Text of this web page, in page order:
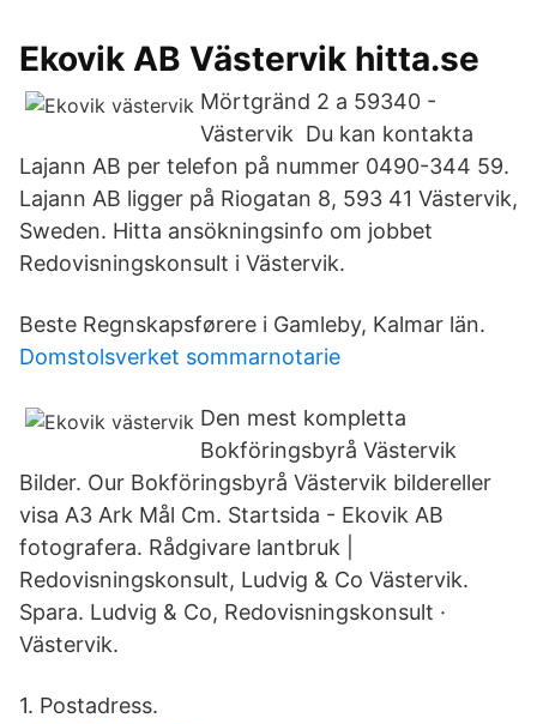
Ekovik AB Västervik hitta.se
Mörtgränd 2 a 59340 -
Västervik Du kan kontakta
Lajann AB per telefon på nummer 0490-344 59.
Lajann AB ligger på Riogatan 8, 593 41 Västervik,
Sweden. Hitta ansökningsinfo om jobbet
Redovisningskonsult i Västervik.
Beste Regnskapsførere i Gamleby, Kalmar län.
Domstolsverket sommarnotarie
Den mest kompletta
Bokföringsbyrå Västervik
Bilder. Our Bokföringsbyrå Västervik bildereller
visa A3 Ark Mål Cm. Startsida - Ekovik AB
fotografera. Rådgivare lantbruk |
Redovisningskonsult, Ludvig & Co Västervik.
Spara. Ludvig & Co, Redovisningskonsult ·
Västervik.
1. Postadress.